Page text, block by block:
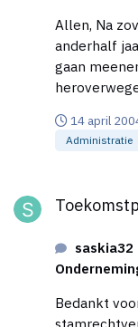
Allen, Na zoveel commentaar op de voorgenomen
anderhalf
gaan
heroverwegen. Wat ik zou
afleveren.
3D-
waar veel
dat, mits ik
omgeving
haalbare
14 april
Administratie
saskia32
Bedankt voor